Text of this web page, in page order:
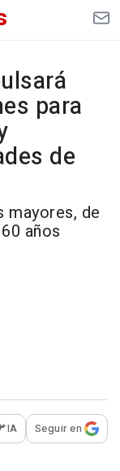
para
de
mayores, de
años
para
IA Seguir en